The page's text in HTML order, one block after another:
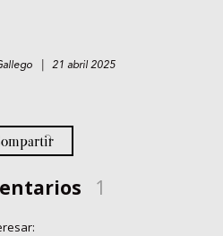
| 21 abril 2025
1